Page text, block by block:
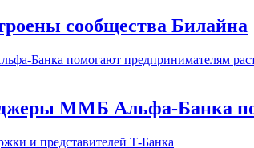
сообщества Билайна
ММБ Альфа-Банка